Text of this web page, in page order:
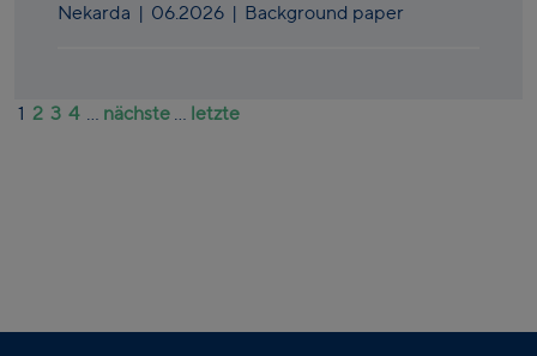
Nekarda | 06.2026 | Background paper
1 2 3 4 ... nächste ... letzte